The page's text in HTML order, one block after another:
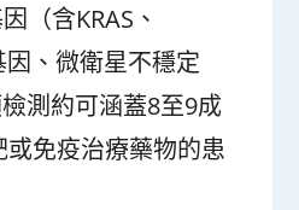
（含KRAS、
因、微衛星不穩定
檢測約可涵蓋8至9成
免疫治療藥物的患